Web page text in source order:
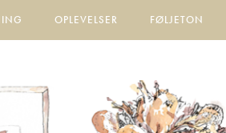
OPLEVELSER FØLJETON